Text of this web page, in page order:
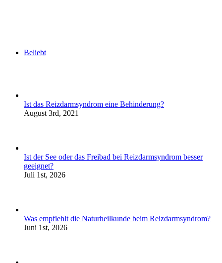
Beliebt
Ist das Reizdarmsyndrom eine Behinderung?
August 3rd, 2021
Ist der See oder das Freibad bei Reizdarmsyndrom besser
geeignet?
Juli 1st, 2026
Was empfiehlt die Naturheilkunde beim Reizdarmsyndrom?
Juni 1st, 2026